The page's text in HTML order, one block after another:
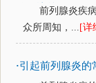
腺炎比较好呢？
前列腺炎疾
众所周知，... [详
·引起前列腺炎的